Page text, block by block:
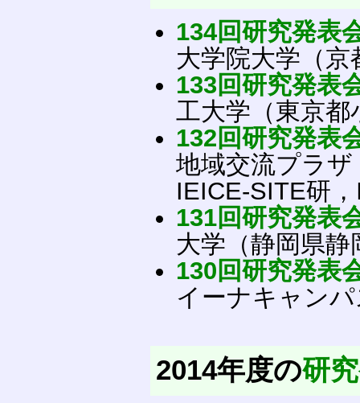
134回研究発表
大学院大学（
133回研究発表
工大学（東京都
132回研究発表
地域交流プラ
IEICE-SITE研
131回研究発表
大学（静岡県静
130回研究発表
イーナキャン
2014年度の研